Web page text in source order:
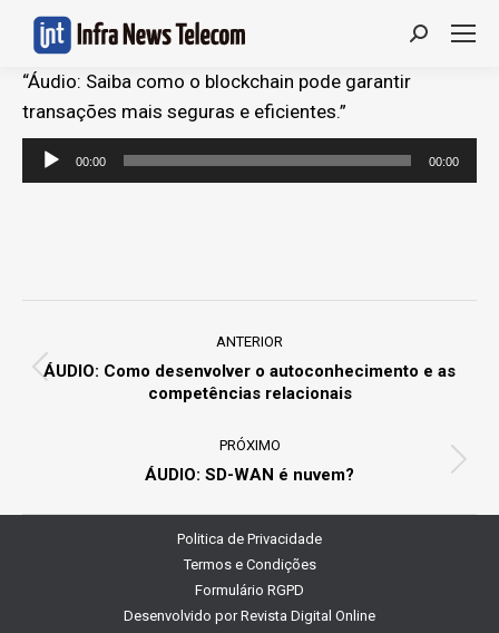
Search:
“Áudio: Saiba como o blockchain pode garantir
transações mais seguras e eficientes.”
Tocador
de
00:00 00:00
ANTERIOR
Previous
ÁUDIO: Como desenvolver o autoconhecimento e as
competências relacionais
PRÓXIMO
Next
ÁUDIO: SD-WAN é nuvem?
Politica de Privacidade
Termos e Condições
Formulário RGPD
Desenvolvido porRevista Digital Online